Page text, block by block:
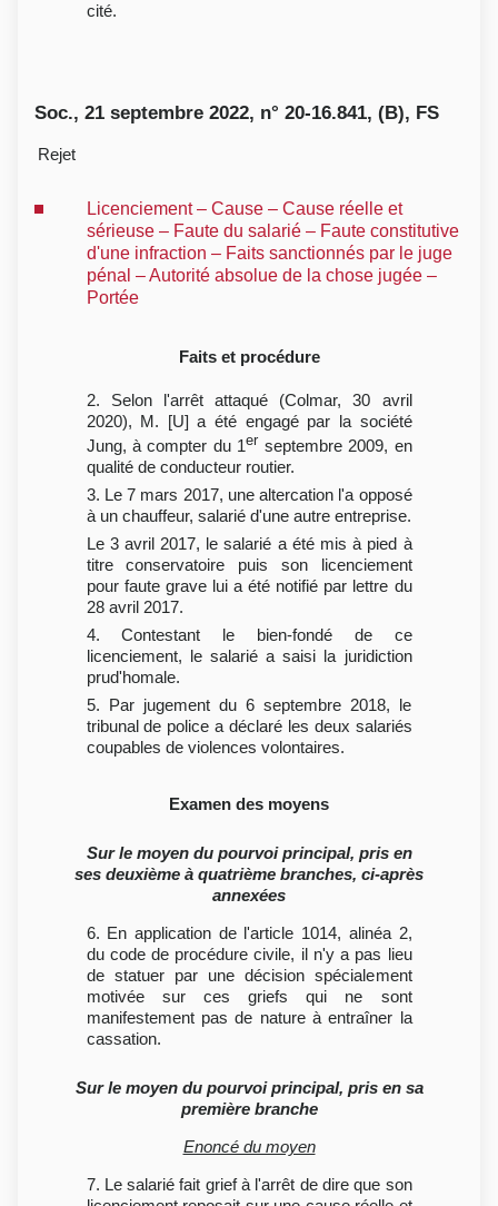
cité.
Soc., 21 septembre 2022, n° 20-16.841, (B), FS
Rejet
Licenciement – Cause – Cause réelle et
sérieuse – Faute du salarié – Faute constitutive
d'une infraction – Faits sanctionnés par le juge
pénal – Autorité absolue de la chose jugée –
Portée
Faits et procédure
2. Selon l'arrêt attaqué (Colmar, 30 avril
2020), M. [U] a été engagé par la société
Jung, à compter du 1er septembre 2009, en
qualité de conducteur routier.
3. Le 7 mars 2017, une altercation l'a opposé
à un chauffeur, salarié d'une autre entreprise.
Le 3 avril 2017, le salarié a été mis à pied à
titre conservatoire puis son licenciement
pour faute grave lui a été notifié par lettre du
28 avril 2017.
4. Contestant le bien-fondé de ce
licenciement, le salarié a saisi la juridiction
prud'homale.
5. Par jugement du 6 septembre 2018, le
tribunal de police a déclaré les deux salariés
coupables de violences volontaires.
Examen des moyens
Sur le moyen du pourvoi principal, pris en
ses deuxième à quatrième branches, ci-après
annexées
6. En application de l'article 1014, alinéa 2,
du code de procédure civile, il n'y a pas lieu
de statuer par une décision spécialement
motivée sur ces griefs qui ne sont
manifestement pas de nature à entraîner la
cassation.
Sur le moyen du pourvoi principal, pris en sa
première branche
Enoncé du moyen
7. Le salarié fait grief à l'arrêt de dire que son